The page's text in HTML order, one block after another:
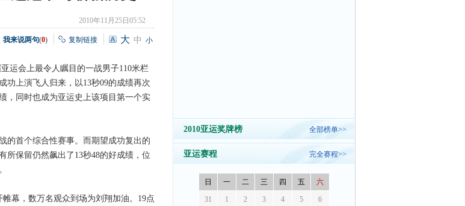
2010年11月25日05:52
我来说两句(0) 复制链接 大 中 小
运会上最令人瞩目的一战男子110米栏
功上演飞人归来，以13秒09的成绩再次
，同时也成为亚运史上该项目第一个实
首个综合性赛事。而期望成功复出的
所保留仍然飙出了13秒48的好成绩，位
幕，数万名观众到场为刘翔加油。19点
2010亚运奖牌榜 全部榜单>>
亚运赛程 完全赛程>>
日 一 二 三 四 五 六
31 1 2 3 4 5 6